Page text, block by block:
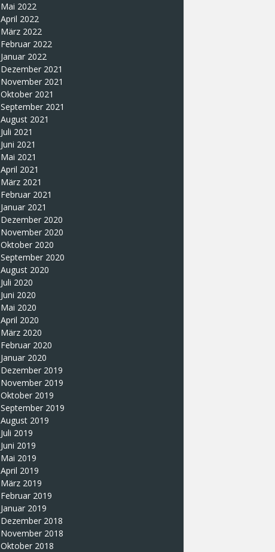
Mai 2022
April 2022
März 2022
Februar 2022
Januar 2022
Dezember 2021
November 2021
Oktober 2021
September 2021
August 2021
Juli 2021
Juni 2021
Mai 2021
April 2021
März 2021
Februar 2021
Januar 2021
Dezember 2020
November 2020
Oktober 2020
September 2020
August 2020
Juli 2020
Juni 2020
Mai 2020
April 2020
März 2020
Februar 2020
Januar 2020
Dezember 2019
November 2019
Oktober 2019
September 2019
August 2019
Juli 2019
Juni 2019
Mai 2019
April 2019
März 2019
Februar 2019
Januar 2019
Dezember 2018
November 2018
Oktober 2018